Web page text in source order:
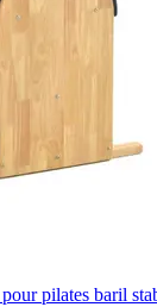
pilates baril